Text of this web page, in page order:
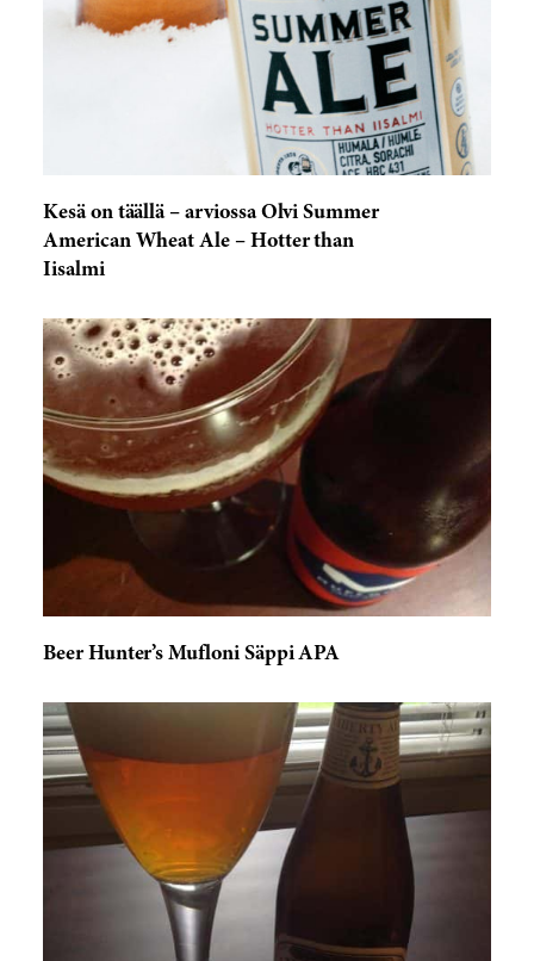
Kesä on täällä – arviossa Olvi Summer
American Wheat Ale – Hotter than
Iisalmi
Beer Hunter’s Mufloni Säppi APA